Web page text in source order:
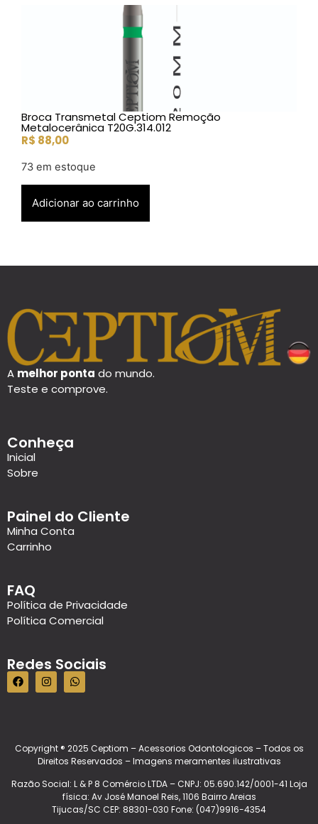
Broca Transmetal Ceptiom Remoção
Metalocerânica T20G.314.012
R$ 88,00
73 em estoque
Adicionar ao carrinho
A melhor ponta do mundo.
Teste e comprove.
Conheça
Inicial
Sobre
Painel do Cliente
Minha Conta
Carrinho
FAQ
Política de Privacidade
Política Comercial
Redes Sociais
Copyright ® 2025 Ceptiom – Acessorios Odontologicos – Todos os
Direitos Reservados – Imagens meramentes ilustrativas
Razão Social: L & P 8 Comércio LTDA – CNPJ: 05.690.142/0001-41 Loja
física: Av José Manoel Reis, 1106 Bairro Areias
Tijucas/SC CEP: 88301-030 Fone: (047)9916-4354